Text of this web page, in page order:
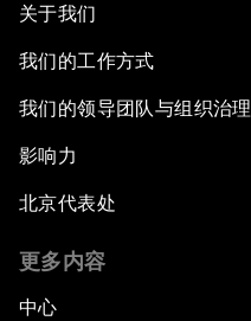
关于我们
我们的工作方式
我们的领导团队与组织治理
影响力
北京代表处
更多内容
中心